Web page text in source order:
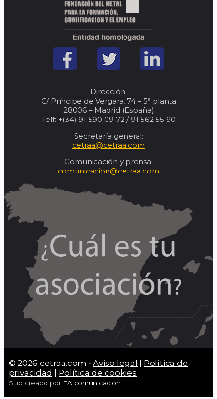
Dirección:
C/ Príncipe de Vergara, 74 – 5ª planta
28006 – Madrid (España)
Telf: +(34) 91 590 09 72 / 91 562 55 90
Secretaría general:
cetraa@cetraa.com
Comunicación y prensa:
comunicacion@cetraa.com
© 2026 cetraa.com • Aviso legal | Política de
privacidad | Política de cookies
Sitio creado por FA comunicación